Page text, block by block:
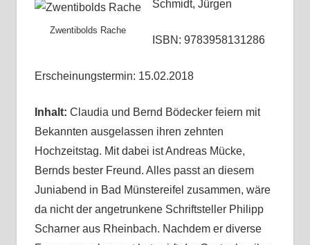
Zwentibolds Rache
Schmidt, Jürgen
ISBN: 9783958131286
Erscheinungstermin: 15.02.2018
Inhalt: Claudia und Bernd Bödecker feiern mit
Bekannten ausgelassen ihren zehnten
Hochzeitstag. Mit dabei ist Andreas Mücke,
Bernds bester Freund. Alles passt an diesem
Juniabend in Bad Münstereifel zusammen, wäre
da nicht der angetrunkene Schriftsteller Philipp
Scharner aus Rheinbach. Nachdem er diverse